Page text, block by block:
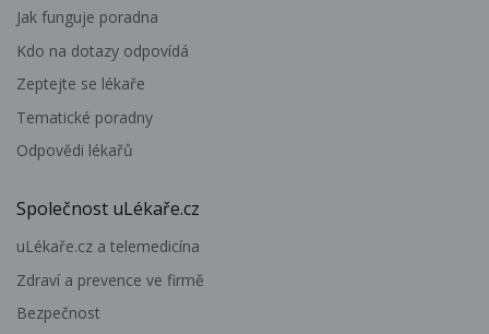
Jak funguje poradna
Kdo na dotazy odpovídá
Zeptejte se lékaře
Tematické poradny
Odpovědi lékařů
Společnost uLékaře.cz
uLékaře.cz a telemedicína
Zdraví a prevence ve firmě
Bezpečnost